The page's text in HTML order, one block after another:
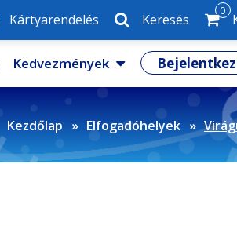
Kártyarendelés Keresés
0
Kedvezmények
Kezdőlap Elfogadóhelyek